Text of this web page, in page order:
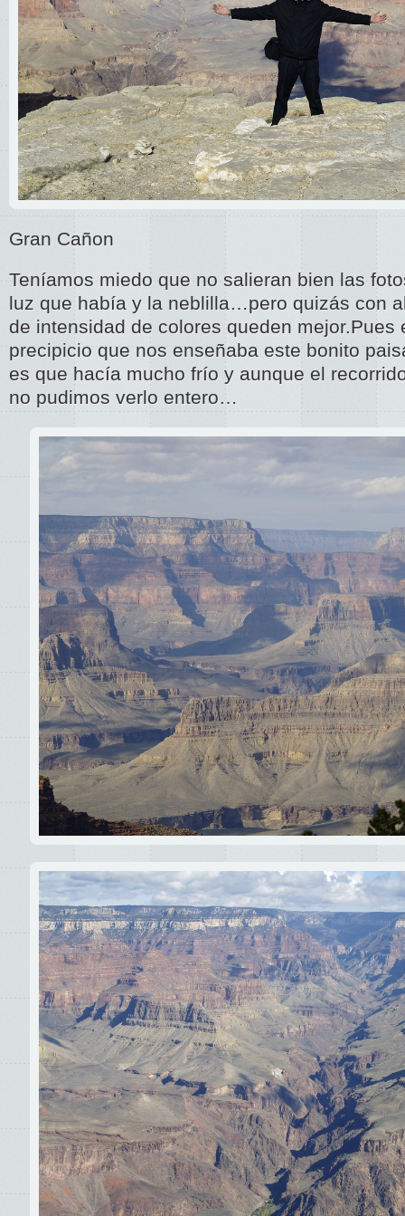
Gran Cañon
Teníamos miedo que no salieran bien las
luz que había y la neblilla…pero quizás con
de intensidad de colores queden
precipicio que nos enseñaba este bonito
es que hacía mucho frío y aunque el
no pudimos verlo entero…